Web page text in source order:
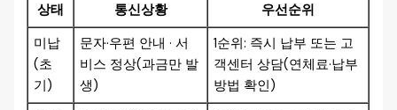
상태 통신상황
우선순위
미납
(초
기)
문자·우편 안내 · 서
비스 정상(과금만 발
생)
1순위: 즉시 납부 또는 고
객센터 상담(연체료·납부
방법 확인)